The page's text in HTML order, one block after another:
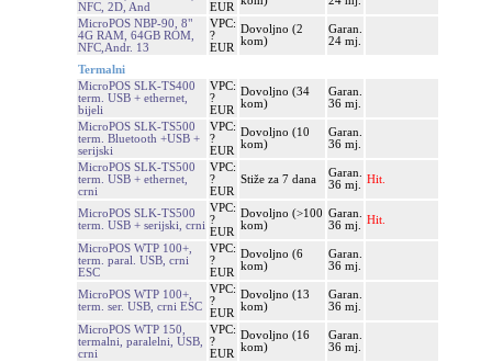
NFC, 2D, And
EUR
MicroPOS NBP-90, 8"
4G RAM, 64GB ROM,
NFC,Andr. 13
VPC:
?
EUR
Dovoljno (2
kom)
Garan.
24 mj.
Termalni
MicroPOS SLK-TS400
term. USB + ethernet,
bijeli
VPC:
?
EUR
Dovoljno (34
kom)
Garan.
36 mj.
MicroPOS SLK-TS500
term. Bluetooth +USB +
serijski
VPC:
?
EUR
Dovoljno (10
kom)
Garan.
36 mj.
MicroPOS SLK-TS500
term. USB + ethernet,
crni
VPC:
?
EUR
Stiže za 7 dana
Garan.
36 mj.
Hit.
MicroPOS SLK-TS500
term. USB + serijski, crni
VPC:
?
EUR
Dovoljno (>100
kom)
Garan.
36 mj.
Hit.
MicroPOS WTP 100+,
term. paral. USB, crni
ESC
VPC:
?
EUR
Dovoljno (6
kom)
Garan.
36 mj.
MicroPOS WTP 100+,
term. ser. USB, crni ESC
VPC:
?
EUR
Dovoljno (13
kom)
Garan.
36 mj.
MicroPOS WTP 150,
termalni, paralelni, USB,
crni
VPC:
?
EUR
Dovoljno (16
kom)
Garan.
36 mj.